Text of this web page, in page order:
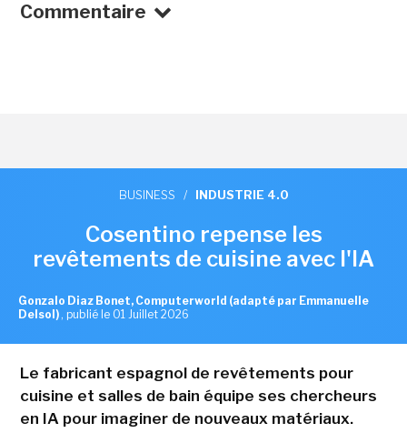
Commentaire
BUSINESS / INDUSTRIE 4.0
Cosentino repense les
revêtements de cuisine avec l'IA
Gonzalo Diaz Bonet, Computerworld (adapté par Emmanuelle
Delsol) , publié le 01 Juillet 2026
Le fabricant espagnol de revêtements pour
cuisine et salles de bain équipe ses chercheurs
en IA pour imaginer de nouveaux matériaux.